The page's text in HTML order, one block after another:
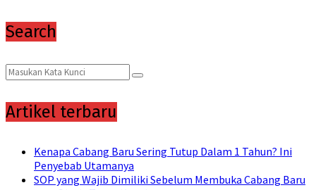
Search
Search
for:
Search
Artikel terbaru
Kenapa Cabang Baru Sering Tutup Dalam 1 Tahun? Ini
Penyebab Utamanya
SOP yang Wajib Dimiliki Sebelum Membuka Cabang Baru